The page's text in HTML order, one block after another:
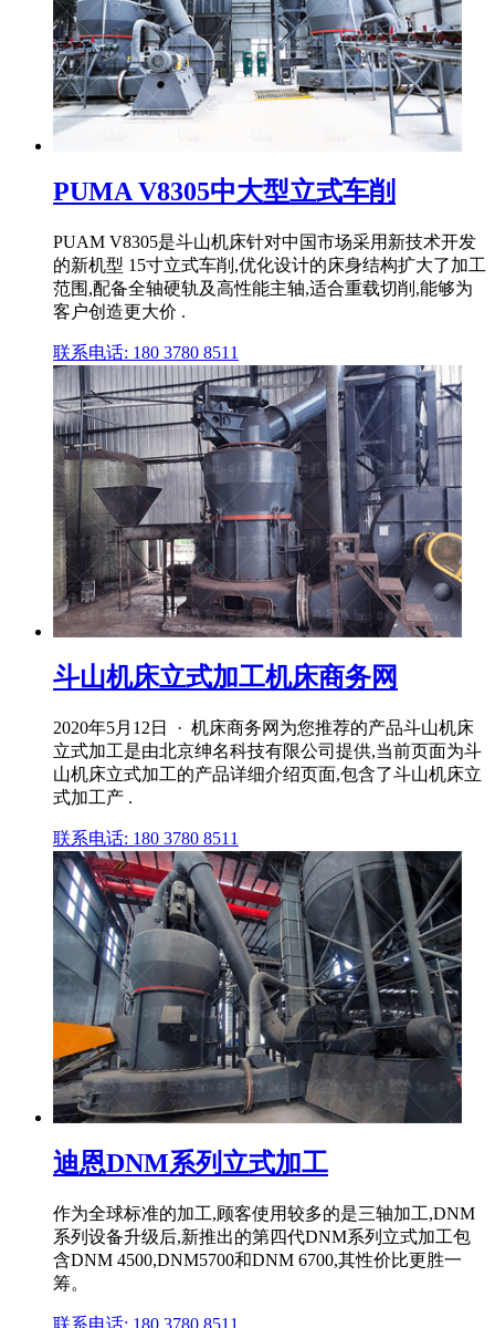
PUMA V8305中大型立式车削
PUAM V8305是斗山机床针对中国市场采用新技术开发
的新机型 15寸立式车削,优化设计的床身结构扩大了加工
范围,配备全轴硬轨及高性能主轴,适合重载切削,能够为
客户创造更大价 .
联系电话: 180 3780 8511
斗山机床立式加工机床商务网
2020年5月12日 · 机床商务网为您推荐的产品斗山机床
立式加工是由北京绅名科技有限公司提供,当前页面为斗
山机床立式加工的产品详细介绍页面,包含了斗山机床立
式加工产 .
联系电话: 180 3780 8511
迪恩DNM系列立式加工
作为全球标准的加工,顾客使用较多的是三轴加工,DNM
系列设备升级后,新推出的第四代DNM系列立式加工包
含DNM 4500,DNM5700和DNM 6700,其性价比更胜一
筹。
联系电话: 180 3780 8511